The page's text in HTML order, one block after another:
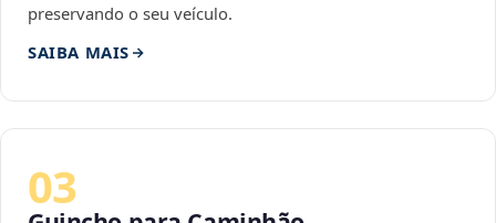
preservando o seu veículo.
SAIBA MAIS
03